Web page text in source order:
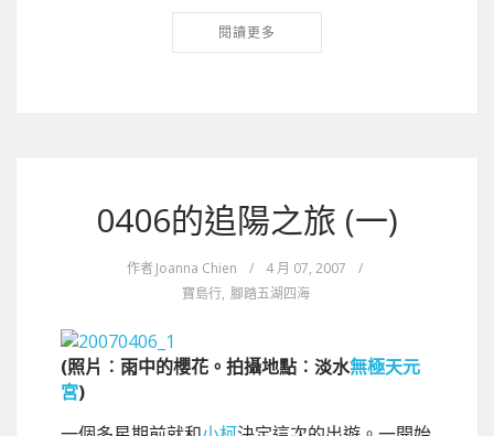
閱讀更多
0406的追陽之旅 (一)
作者 Joanna Chien / 4 月 07, 2007
/
寶島行, 腳踏五湖四海
(照片︰雨中的櫻花。拍攝地點︰淡水無極天元
宮)